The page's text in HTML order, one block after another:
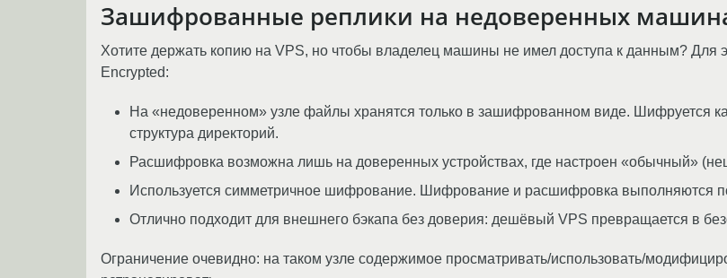
Зашифрованные реплики на недоверенных
Хотите держать копию на VPS, но чтобы владелец машины не имел доступа к данным? Для
Encrypted:
На «недоверенном» узле файлы хранятся только в зашифрованном виде. Шифруется
структура директорий.
Расшифровка возможна лишь на доверенных устройствах, где настроен «обычный»
Используется симметричное шифрование. Шифрование и расшифровка выполняются
Отлично подходит для внешнего бэкапа без доверия: дешёвый VPS превращается в
Ограничение очевидно: на таком узле содержимое просматривать/использовать/